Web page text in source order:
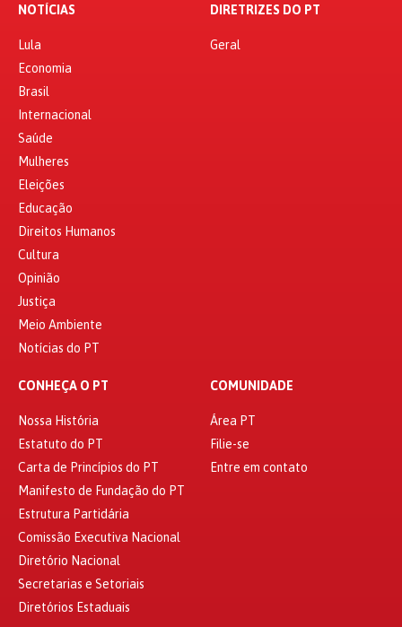
NOTÍCIAS
Lula
Economia
Brasil
Internacional
Saúde
Mulheres
Eleições
Educação
Direitos Humanos
Cultura
Opinião
Justiça
Meio Ambiente
Notícias do PT
DIRETRIZES DO PT
Geral
CONHEÇA O PT
Nossa História
Estatuto do PT
Carta de Princípios do PT
Manifesto de Fundação do PT
Estrutura Partidária
Comissão Executiva Nacional
Diretório Nacional
Secretarias e Setoriais
Diretórios Estaduais
COMUNIDADE
Área PT
Filie-se
Entre em contato